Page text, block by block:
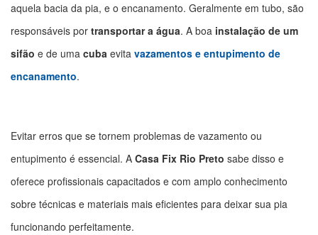
aquela bacia da pia, e o encanamento. Geralmente em tubo, são
responsáveis por transportar a água. A boa instalação de um
sifão e de uma cuba evita vazamentos e entupimento de
encanamento.
Evitar erros que se tornem problemas de vazamento ou
entupimento é essencial. A Casa Fix Rio Preto sabe disso e
oferece profissionais capacitados e com amplo conhecimento
sobre técnicas e materiais mais eficientes para deixar sua pia
funcionando perfeitamente.